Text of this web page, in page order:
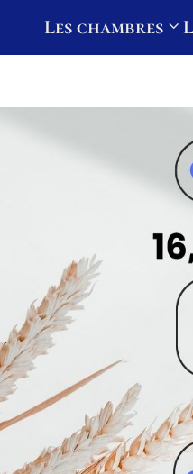
Les chambres